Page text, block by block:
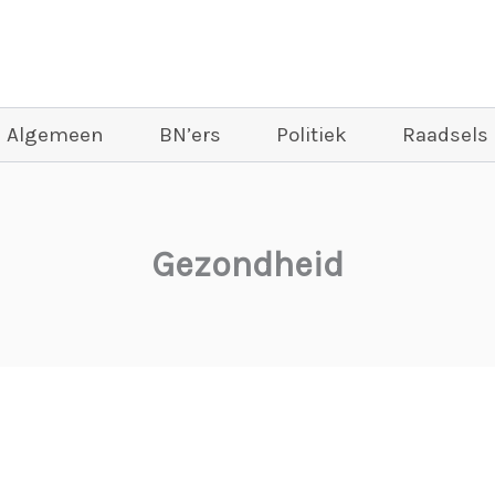
Algemeen BN’ers Politiek Raadsels
Gezondheid